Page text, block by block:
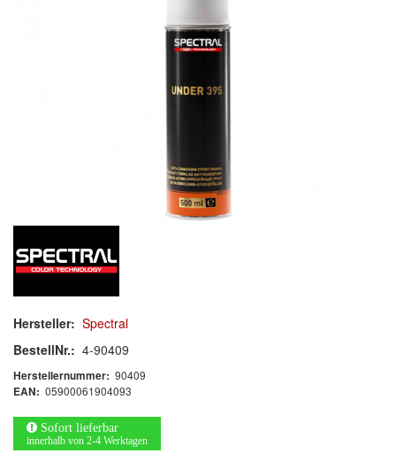
Polieren
Werkzeug & Maschinen
Luftfilter
Hersteller: Spectral
BestellNr.: 4-90409
Herstellernummer: 90409
EAN: 05900061904093
Sofort lieferbar
innerhalb von 2-4 Werktagen